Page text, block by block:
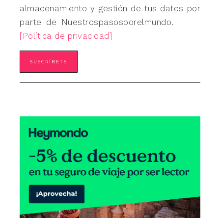
almacenamiento y gestión de tus datos por
parte de Nuestrospasosporelmundo.
[Política de privacidad]